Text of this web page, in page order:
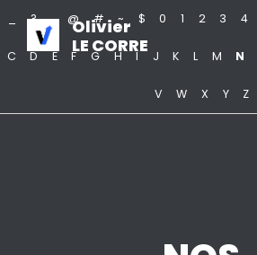
Olivier
LE CORRE
? . @ # ~ $ 0 1 2 3 4
C D E F G H I J K L M N
V W X Y Z